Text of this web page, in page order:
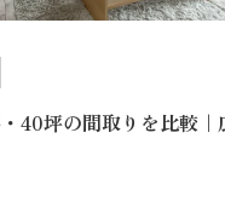
40坪の間取りを比較｜